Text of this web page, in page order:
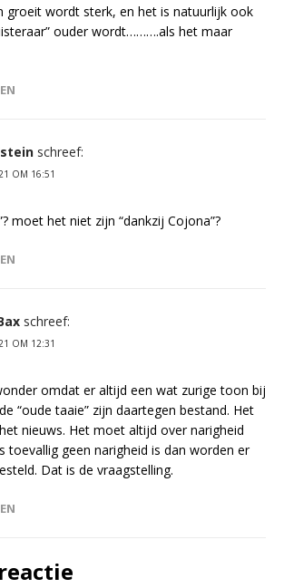
groeit wordt sterk, en het is natuurlijk ook
ouder wordt……….als het maar
schreef:
OM 16:51
moet het niet zijn “dankzij Cojona”?
schreef:
OM 12:31
omdat er altijd een wat zurige toon bij
“oude taaie” zijn daartegen bestand. Het
nieuws. Het moet altijd over narigheid
toevallig geen narigheid is dan worden er
Dat is de vraagstelling.